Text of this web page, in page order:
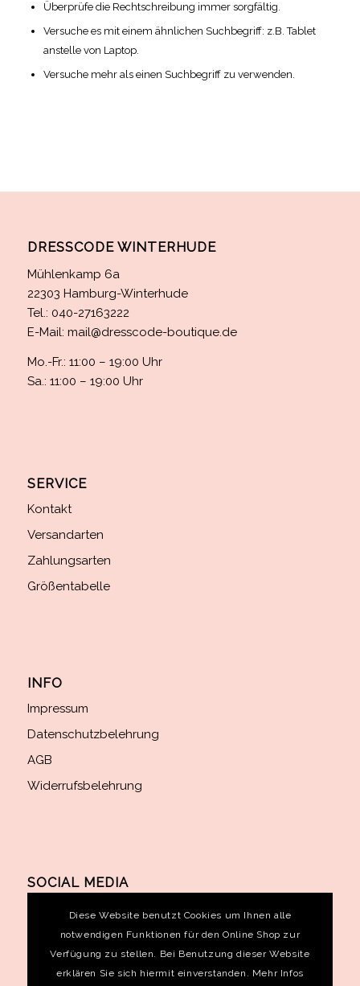
Überprüfe die Rechtschreibung immer sorgfältig.
Versuche es mit einem ähnlichen Suchbegriff: z.B. Tablet
anstelle von Laptop.
Versuche mehr als einen Suchbegriff zu verwenden.
DRESSCODE WINTERHUDE
Mühlenkamp 6a
22303 Hamburg-Winterhude
Tel.: 040-27163222
E-Mail: mail@dresscode-boutique.de
Mo.-Fr.: 11:00 – 19:00 Uhr
Sa.: 11:00 – 19:00 Uhr
SERVICE
Kontakt
Versandarten
Zahlungsarten
Größentabelle
INFO
Impressum
Datenschutzbelehrung
AGB
Widerrufsbelehrung
SOCIAL MEDIA
Diese Website benutzt Cookies um Ihnen alle
notwendigen Funktionen für den Online Shop zur
Verfügung zu stellen. Bei Benutzung dieser Website
erklären Sie sich hiermit einverstanden. Mehr Infos